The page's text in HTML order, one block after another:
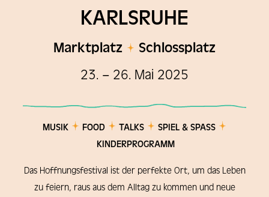
KARLSRUHE
Marktplatz
Schlossplatz
23. – 26. Mai 2025
MUSIK FOOD TALKS
SPIEL & SPASS
KINDERPROGRAMM
Das Hoffnungsfestival ist der perfekte Ort, um das Leben
zu feiern, raus aus dem Alltag zu kommen und neue